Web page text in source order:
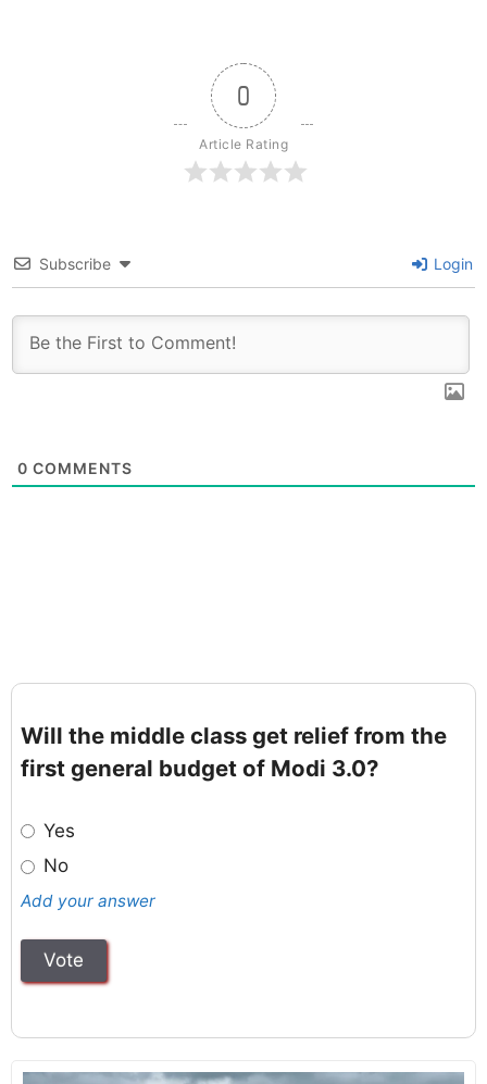
0
Article Rating
Subscribe Login
0 COMMENTS
Will the middle class get relief from the
first general budget of Modi 3.0?
Yes
No
Add your answer